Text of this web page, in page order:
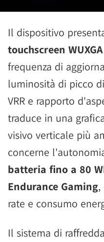
Il dispositivo
touchscreen
frequenza di
luminosità di picco
VRR e rapporto
traduce in una
visivo verticale più
concerne
batteria fino a 80
Endurance Gaming,
rate e consumo
Il sistema di